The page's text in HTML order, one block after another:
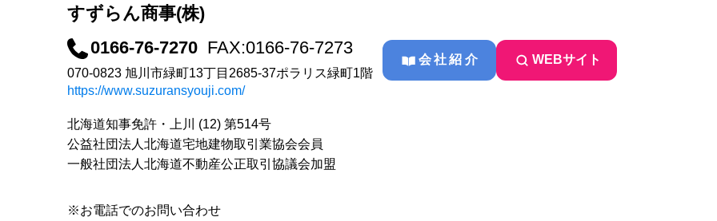
すずらん商事(株)
0166-76-7270 FAX:0166-76-7273
070-0823 旭川市緑町13丁目2685-37ポラリス緑町1階
https://www.suzuransyouji.com/
会社紹介 WEBサイト
北海道知事免許・上川 (12) 第514号
公益社団法人北海道宅地建物取引業協会会員
一般社団法人北海道不動産公正取引協議会加盟
※お電話でのお問い合わせ